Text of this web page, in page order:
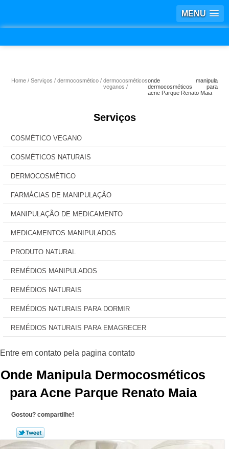
MENU
Home Serviços dermocosmético
dermocosméticos
veganos
onde manipula
dermocosméticos para
acne Parque Renato Maia
Serviços
COSMÉTICO VEGANO
COSMÉTICOS NATURAIS
DERMOCOSMÉTICO
FARMÁCIAS DE MANIPULAÇÃO
MANIPULAÇÃO DE MEDICAMENTO
MEDICAMENTOS MANIPULADOS
PRODUTO NATURAL
REMÉDIOS MANIPULADOS
REMÉDIOS NATURAIS
REMÉDIOS NATURAIS PARA DORMIR
REMÉDIOS NATURAIS PARA EMAGRECER
Onde Manipula Dermocosméticos
para Acne Parque Renato Maia
Gostou? compartilhe!